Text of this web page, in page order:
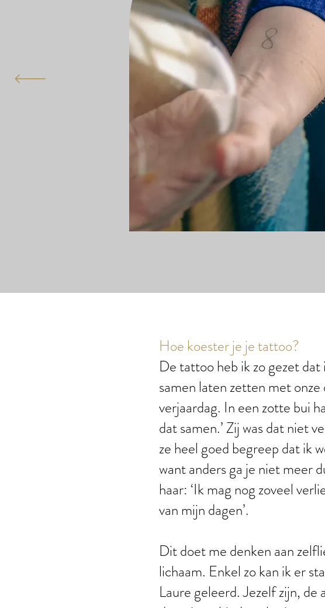
Hoe koester je je tattoo?
De tattoo heb ik zo gezet
samen laten zetten met
verjaardag. In een zotte bui
dat samen.’ Zij was dat niet
ze heel goed begreep dat ik
want anders ga je niet meer
haar: ‘Ik mag nog zoveel
van mijn dagen’.
Dit doet me denken aan
lichaam. Enkel zo kan ik er
Laure geleerd. Jezelf zijn, de